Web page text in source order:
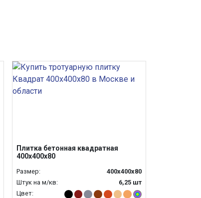
Плитка бетонная квадратная
400х400х80
Размер:
400х400х80
Штук на м/кв:
6,25 шт
Цвет: